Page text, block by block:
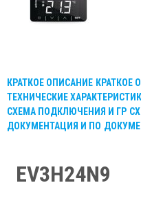
КРАТКОЕ ОПИСАНИЕ КРАТКОЕ
ТЕХНИЧЕСКИЕ
СХЕМА ПОДКЛЮЧЕНИЯ И ГР
ДОКУМЕНТАЦИЯ И ПО
EV3H24N9